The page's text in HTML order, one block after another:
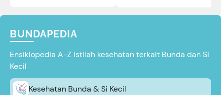
BUNDAPEDIA
Ensiklopedia A-Z istilah kesehatan terkait Bunda dan Si
Kecil
Kesehatan Bunda & Si Kecil